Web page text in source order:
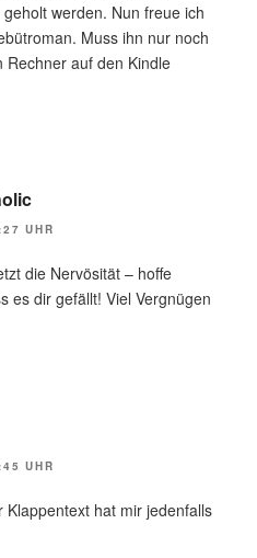
werden. Nun freue ich
Muss ihn nur noch
auf den Kindle
UHR
die Nervösität – hoffe
es dir gefällt! Viel Vergnügen
UHR
Klappentext hat mir jedenfalls